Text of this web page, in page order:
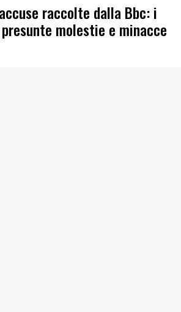
raccolte dalla Bbc: i
molestie e minacce